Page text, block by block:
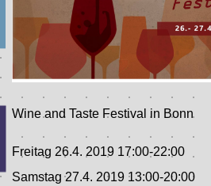
Wine and Taste Festival in Bonn
Freitag 26.4. 2019 17:00-22:00
Samstag 27.4. 2019 13:00-20:00